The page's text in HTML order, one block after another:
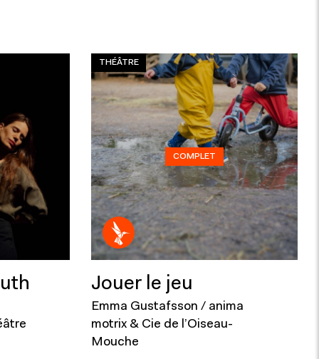
COMPLET
THÉÂTRE
Jouer le jeu
Emma Gustafsson / anima
motrix & Cie de l’Oiseau-
Mouche